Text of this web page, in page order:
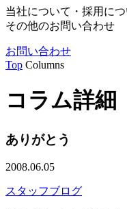
当社について・採用につ
その他のお問い合わせ
お問い合わせ
Top Columns
コラム詳細
ありがとう
2008.06.05
スタッフブログ